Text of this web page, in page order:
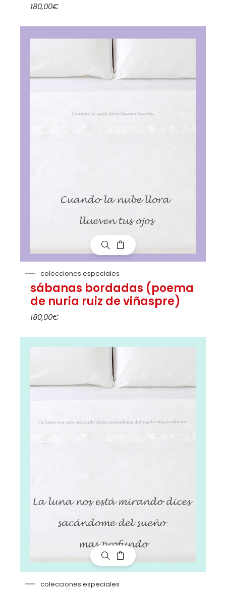
180,00€
colecciones especiales
sábanas bordadas (poema
de nuria ruiz de viñaspre)
180,00€
colecciones especiales